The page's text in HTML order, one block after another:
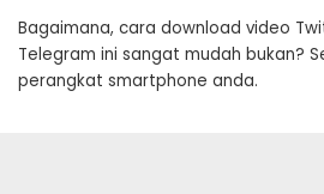
Bagaimana, cara download video
Telegram ini sangat mudah bukan?
perangkat smartphone anda.